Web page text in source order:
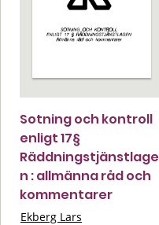
Sotning och kontroll
enligt 17§
Räddningstjänstlage
n : allmänna råd och
kommentarer
Ekberg Lars